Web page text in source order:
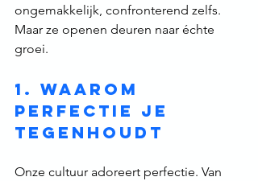
ongemakkelijk, confronterend zelfs.
Maar ze openen deuren naar échte
groei.
1. Waarom
perfectie je
tegenhoudt
Onze cultuur adoreert perfectie. Van